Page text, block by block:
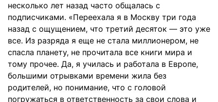
несколько лет назад часто общалась с
подписчиками. «Переехала я в Москву три года
назад с ощущением, что третий десяток — это уже
все. Из разряда я еще не стала миллионером, не
спасла планету, не прочитала все книги мира и
тому прочее. Да, я училась и работала в Европе,
большими отрывками времени жила без
родителей, но понимание, что с головой
погружаться в ответственность за свои слова и